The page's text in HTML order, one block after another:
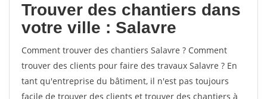
Trouver des chantiers dans
votre ville : Salavre
Comment trouver des chantiers Salavre ? Comment
trouver des clients pour faire des travaux Salavre ? En
tant qu'entreprise du bâtiment, il n'est pas toujours
facile de trouver des clients et trouver des chantiers à